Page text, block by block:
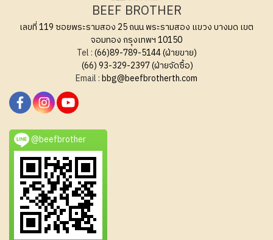
BEEF BROTHER
เลขที่ 119 ซอยพระรามสอง 25 ถนน พระรามสอง แขวง บางมด เขต
จอมทอง กรุงเทพฯ 10150
Tel :(66)89-789-5144 (ฝ่ายขาย)
(66) 93-329-2397 (ฝ่ายจัดซื้อ)
Email :bbg@beefbrotherth.com
@beefbrother